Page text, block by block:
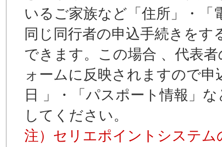
いるご家族など「住所」・「
同じ同行者の申込手続きを
できます。この場合 、代表
ォームに反映されますので
日 」・「パスポート情報」
してください。
注）セリエポイントシステ